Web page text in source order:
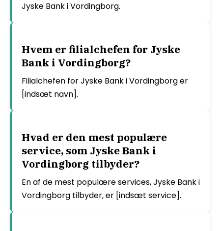
Jyske Bank i Vordingborg.
Hvem er filialchefen for Jyske
Bank i Vordingborg?
Filialchefen for Jyske Bank i Vordingborg er
[indsæt navn].
Hvad er den mest populære
service, som Jyske Bank i
Vordingborg tilbyder?
En af de mest populære services, Jyske Bank i
Vordingborg tilbyder, er [indsæt service].